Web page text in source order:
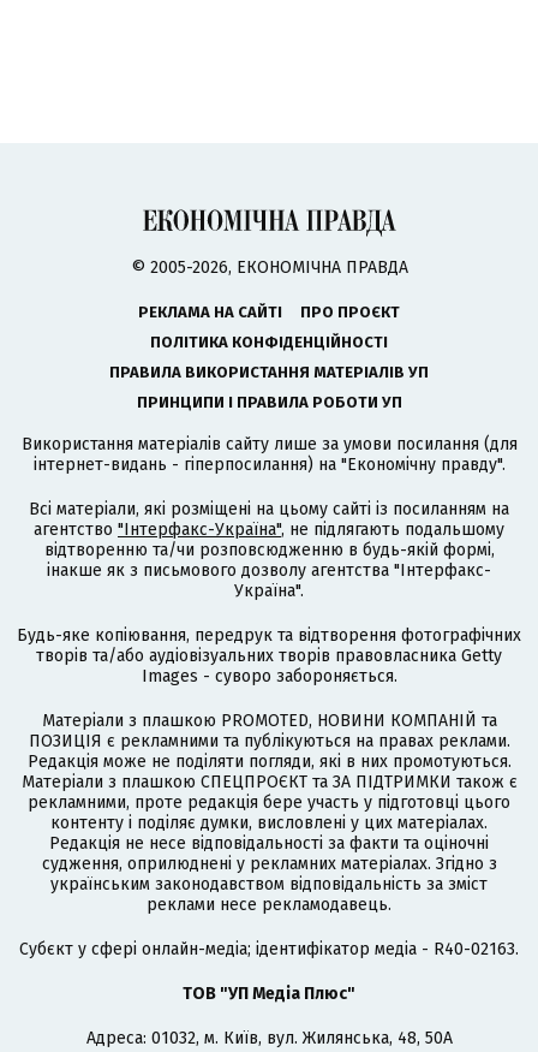
© 2005-2026, ЕКОНОМІЧНА ПРАВДА
РЕКЛАМА НА САЙТІ
ПРО ПРОЄКТ
ПОЛІТИКА КОНФІДЕНЦІЙНОСТІ
ПРАВИЛА ВИКОРИСТАННЯ МАТЕРІАЛІВ УП
ПРИНЦИПИ І ПРАВИЛА РОБОТИ УП
Використання матеріалів сайту лише за умови посилання (для
інтернет-видань - гіперпосилання) на "Економічну правду".
Всі матеріали, які розміщені на цьому сайті із посиланням на
агентство "Інтерфакс-Україна", не підлягають подальшому
відтворенню та/чи розповсюдженню в будь-якій формі,
інакше як з письмового дозволу агентства "Інтерфакс-
Україна".
Будь-яке копіювання, передрук та відтворення фотографічних
творів та/або аудіовізуальних творів правовласника Getty
Images - суворо забороняється.
Матеріали з плашкою PROMOTED, НОВИНИ КОМПАНІЙ та
ПОЗИЦІЯ є рекламними та публікуються на правах реклами.
Редакція може не поділяти погляди, які в них промотуються.
Матеріали з плашкою СПЕЦПРОЄКТ та ЗА ПІДТРИМКИ також є
рекламними, проте редакція бере участь у підготовці цього
контенту і поділяє думки, висловлені у цих матеріалах.
Редакція не несе відповідальності за факти та оціночні
судження, оприлюднені у рекламних матеріалах. Згідно з
українським законодавством відповідальність за зміст
реклами несе рекламодавець.
Cубєкт у сфері онлайн-медіа; ідентифікатор медіа - R40-02163.
ТОВ "УП Медіа Плюс"
Адреса: 01032, м. Київ, вул. Жилянська, 48, 50А